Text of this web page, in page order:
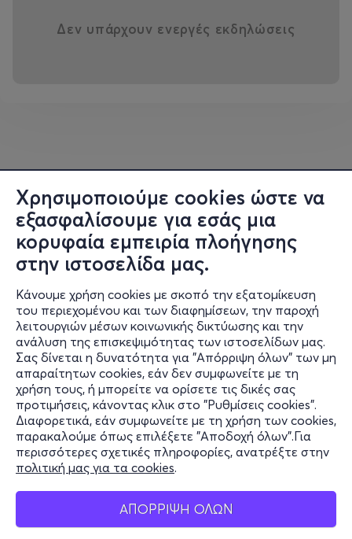
Χρησιμοποιούμε cookies ώστε να
εξασφαλίσουμε για εσάς μια
κορυφαία εμπειρία πλοήγησης
στην ιστοσελίδα μας.
Κάνουμε χρήση cookies με σκοπό την εξατομίκευση
του περιεχομένου και των διαφημίσεων, την παροχή
λειτουργιών μέσων κοινωνικής δικτύωσης και την
ανάλυση της επισκεψιμότητας των ιστοσελίδων μας.
Σας δίνεται η δυνατότητα για "Απόρριψη όλων" των μη
απαραίτητων cookies, εάν δεν συμφωνείτε με τη
χρήση τους, ή μπορείτε να ορίσετε τις δικές σας
προτιμήσεις, κάνοντας κλικ στο "Ρυθμίσεις cookies".
Διαφορετικά, εάν συμφωνείτε με τη χρήση των cookies,
παρακαλούμε όπως επιλέξετε "Αποδοχή όλων".Για
περισσότερες σχετικές πληροφορίες, ανατρέξτε στην
πολιτική μας για τα cookies.
ΑΠΟΡΡΙΨΗ ΟΛΩΝ
Δεν υπάρχουν ενεργές εκδηλώσεις
Πληροφορίες
Υποστήριξη
Stay Connected
Mobile app